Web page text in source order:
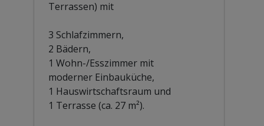
Terrassen) mit
3 Schlafzimmern,
2 Bädern,
1 Wohn-/Esszimmer mit
moderner Einbauküche,
1 Hauswirtschaftsraum und
1 Terrasse (ca. 27 m²).